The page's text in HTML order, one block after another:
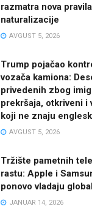
razmatra nova
naturalizacije
AVGUST 5, 2026
Trump pojačao
vozača kamiona:
privedenih zbog
prekršaja, otkriveni i
koji ne znaju
AVGUST 5, 2026
Tržište pametnih
rastu: Apple i
ponovo vladaju
JANUAR 14, 2026